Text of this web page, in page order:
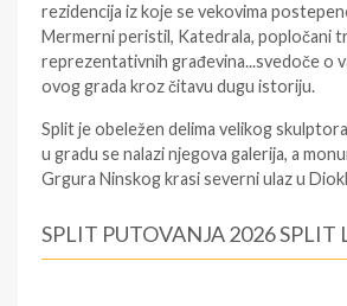
rezidencija iz koje se vekovima
Mermerni peristil, Katedrala, popločani
reprezentativnih građevina...svedoče o
ovog grada kroz čitavu dugu istoriju.
Split je obeležen delima velikog
u gradu se nalazi njegova galerija, a
Grgura Ninskog krasi severni ulaz u
SPLIT PUTOVANJA 2026 SPLIT